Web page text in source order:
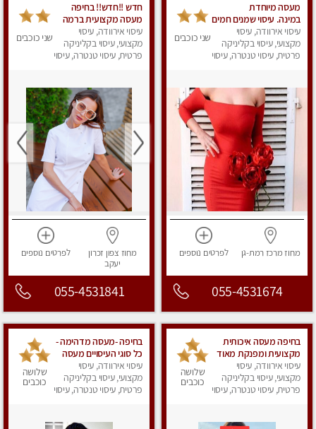
מעסה מיוחדת
במינה. עיסוי שמנים חמים
עיסוי אירוודה, עיסוי
מקצועי, עיסוי בקליניקה
פרטית, עיסוי טנטרה, עיסוי
שני כוכבים
מחוז מרכז רמת-גן לפרטים נוספים
055-4531674
חדש !!חדש!! בחיפה
מעסה מקצועית ברמה
גבוה
עיסוי אירוודה, עיסוי
מקצועי, עיסוי בקליניקה
פרטית, עיסוי טנטרה, עיסוי
שני כוכבים
מחוז צפון זכרון
יעקב
לפרטים נוספים
055-4531841
בחיפה מעסה איכותית
מקצועית ומפנקת מאוד
עיסוי אירוודה, עיסוי
מקצועי, עיסוי בקליניקה
פרטית, עיסוי טנטרה, עיסוי
שלושה
כוכבים
בחיפה -מעסה מדהימה -
כל סוגי העיסויים מעסה
מקצועית ואיכותית
פרטי!!! מוזמן לחוויה
בלתי נשכחת!!
עיסוי אירוודה, עיסוי
מקצועי, עיסוי בקליניקה
פרטית, עיסוי טנטרה, עיסוי
שלושה
כוכבים